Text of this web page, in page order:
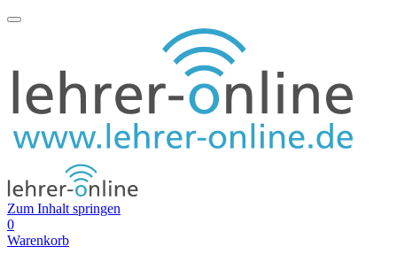
Zum Inhalt springen
0
Warenkorb